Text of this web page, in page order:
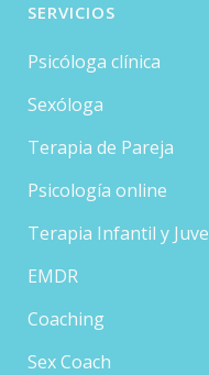
SERVICIOS
Psicóloga clínica
Sexóloga
Terapia de Pareja
Psicología online
Terapia Infantil y
EMDR
Coaching
Sex Coach